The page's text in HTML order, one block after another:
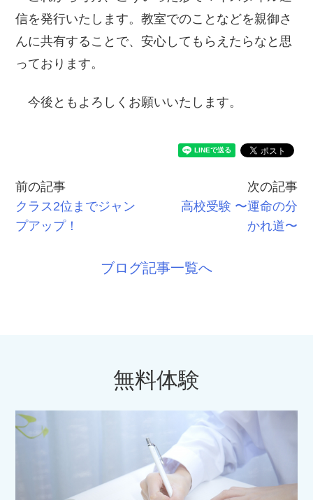
信を発行いたします。教室でのことなどを親御さ
んに共有することで、安心してもらえたらなと思
っております。
今後ともよろしくお願いいたします。
前の記事
クラス2位までジャン
プアップ！
次の記事
高校受験 〜運命の分
かれ道〜
ブログ記事一覧へ
無料体験